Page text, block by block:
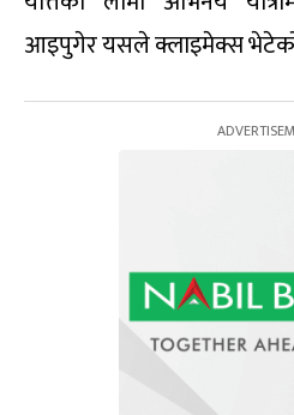
आइपुगेर यसले क्लाइमेक्स